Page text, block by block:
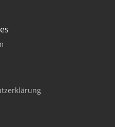
Verschließmaschine